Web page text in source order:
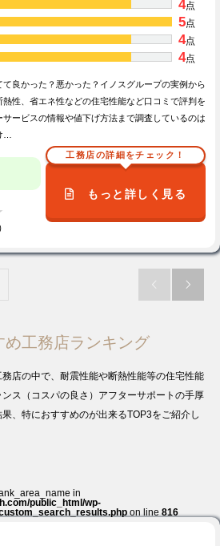
4点
5点
4点
4点
良かった？悪かった？イノスグループの実例から
性、省エネ性などの住宅性能など口コミで評判を
ービスの情報や値下げ方法まで調査しているのは
…
工務店の詳細をチェック！
もっと詳しく見る
 
工務店ランキング
店の中で、耐震性能や断熱性能等の住宅性能
ス（コスパの良さ）アフターサポートの手厚
、特におすすめのが出来るTOP3をご紹介し
in
public_html/wp-
on line816